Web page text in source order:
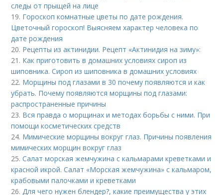
следы от прыщей на лице
19. Гороскоп комнатные цветы по дате рождения.
Цветочный гороскоп! Выясняем характер человека по
дате рождения
20. Рецепты из актинидии. Рецепт «Актинидия на зиму»:
21. Как приготовить в домашних условиях сироп из
шиповника. Сироп из шиповника в домашних условиях
22. Морщины под глазами в 30 почему появляются и как
убрать. Почему появляются морщины под глазами:
распространенные причины
23. Вся правда о морщинах и методах борьбы с ними. При
помощи косметических средств
24. Мимические морщины вокруг глаз. Причины появления
мимических морщин вокруг глаз
25.Салат морская жемчужина с кальмарами креветками и
красной икрой. Салат «Морская жемчужина» с кальмаром,
крабовыми палочками и креветками
26. Для чего нужен блендер?, какие преимущества у этих